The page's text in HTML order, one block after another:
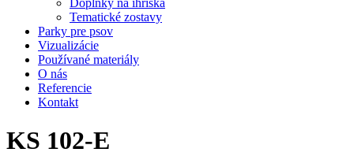
Doplnky na ihriská
Tematické zostavy
Parky pre psov
Vizualizácie
Používané materiály
O nás
Referencie
Kontakt
KS 102-E